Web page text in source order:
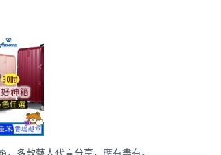
多款藝人代言分享，應有盡有。